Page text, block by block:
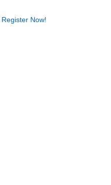
Register Now!